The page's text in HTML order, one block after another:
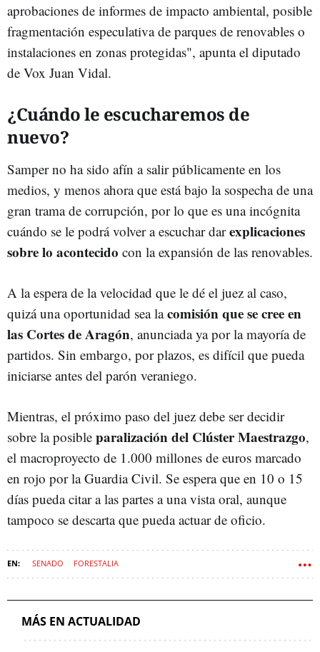
aprobaciones de informes de impacto ambiental, posible
fragmentación especulativa de parques de renovables o
instalaciones en zonas protegidas", apunta el diputado
de Vox Juan Vidal.
¿Cuándo le escucharemos de
nuevo?
Samper no ha sido afín a salir públicamente en los
medios, y menos ahora que está bajo la sospecha de una
gran trama de corrupción, por lo que es una incógnita
cuándo se le podrá volver a escuchar darexplicaciones
sobre lo acontecido con la expansión de las renovables.
A la espera de la velocidad que le dé el juez al caso,
quizá una oportunidad sea lacomisión que se cree en
las Cortes de Aragón, anunciada ya por la mayoría de
partidos. Sin embargo, por plazos, es difícil que pueda
iniciarse antes del parón veraniego.
Mientras, el próximo paso del juez debe ser decidir
sobre la posible paralización del Clúster Maestrazgo,
el macroproyecto de 1.000 millones de euros marcado
en rojo por la Guardia Civil. Se espera que en 10 o 15
días pueda citar a las partes a una vista oral, aunque
tampoco se descarta que pueda actuar de oficio.
SENADO FORESTALIA
MÁS EN ACTUALIDAD